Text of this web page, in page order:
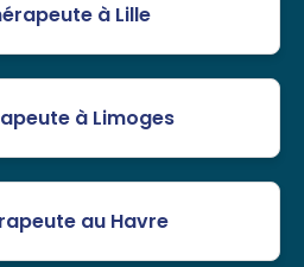
à Lille
à Limoges
au Havre